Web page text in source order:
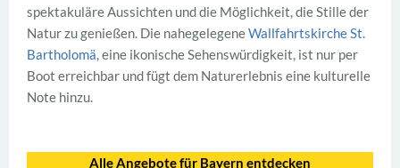
spektakuläre Aussichten und die Möglichkeit, die Stille der
Natur zu genießen. Die nahegelegeneWallfahrtskirche St.
Bartholomä, eine ikonische Sehenswürdigkeit, ist nur per
Boot erreichbar und fügt dem Naturerlebnis eine kulturelle
Note hinzu.
Alle Angebote für Bayern entdecken